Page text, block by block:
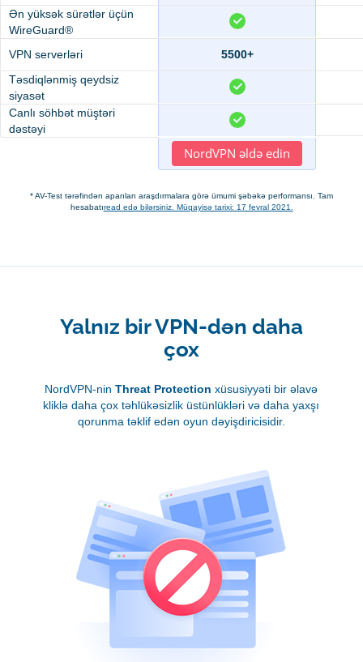
Ən yüksək sürətlər üçün
WireGuard®
VPN serverləri
5500+
Təsdiqlənmiş qeydsiz
siyasət
Canlı söhbət müştəri
dəstəyi
NordVPN əldə edin
* AV-Test tərəfindən aparılan araşdırmalara görə ümumi şəbəkə performansı. Tam
hesabatıread edə bilərsiniz. Müqayisə tarixi: 17 fevral 2021.
Yalnız bir VPN-dən daha
çox
NordVPN-ninThreat Protection xüsusiyyəti bir əlavə
kliklə daha çox təhlükəsizlik üstünlükləri və daha yaxşı
qorunma təklif edən oyun dəyişdiricisidir.